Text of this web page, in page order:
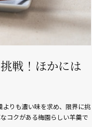
戦！ほかには
よりも濃い味を求め、限界に挑
コクがある梅園らしい羊羹で